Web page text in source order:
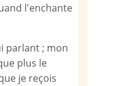
l'enchante
parlant ; mon
plus le
je reçois